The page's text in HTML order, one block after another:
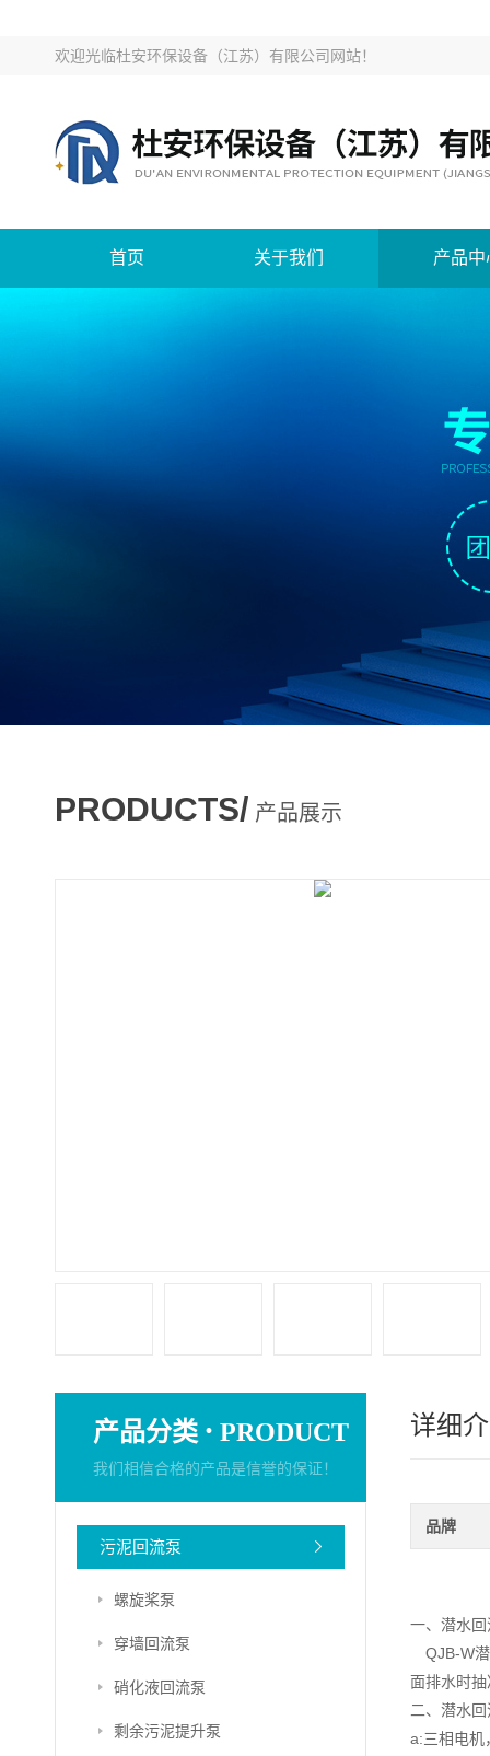
欢迎光临杜安环保设备（江苏）有限公司网站！
首页 关于我们 产品中
PRODUCTS/ 产品展示
产品分类 · PRODUCT
我们相信合格的产品是信誉的保证！
污泥回流泵
螺旋桨泵
穿墙回流泵
硝化液回流泵
剩余污泥提升泵
详细
品牌
一、潜水
QJB-W潜
面排水时
二、潜水
a:三相电机